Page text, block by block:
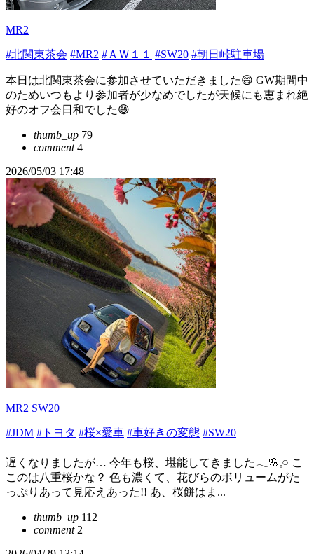
MR2
#北関東茶会 #MR2 #ＡＷ１１ #SW20 #朝日峠駐車場
本日は北関東茶会に参加させていただきました😄 GW期間中
のためいつもより参加者が少なめでしたが天候にも恵まれ絶
好のオフ会日和でした😄
thumb_up 79
comment4
2026/05/03 17:48
MR2 SW20
#JDM #トヨタ #桜×愛車 #車好きの変態 #SW20
遅くなりましたが… 今年も桜、堪能してきました𓂃🌸𓈒𓏸 こ
このは八重桜かな？ 色も濃くて、花びらのボリュームがた
っぷりあって見応えあった!! あ、桜餅はま...
thumb_up 112
comment2